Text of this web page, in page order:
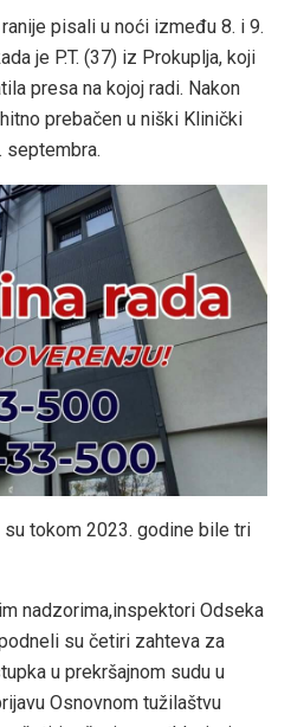
pisali u noći između 8. i 9.
je P.T. (37) iz Prokuplja, koji
presa na kojoj radi. Nakon
prebačen u niški Klinički
septembra.
su tokom 2023. godine bile tri
nadzorima,inspektori Odseka
su četiri zahteva za
u prekršajnom sudu u
Osnovnom tužilaštvu